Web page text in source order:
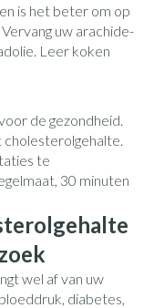
is het beter om op
uw arachide-
Leer koken
de gezondheid.
te
30 minuten
wel af van uw
diabetes,